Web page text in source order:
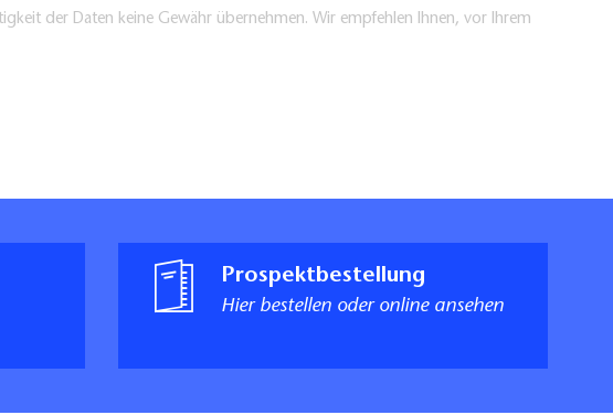
der Daten keine Gewähr übernehmen. Wir empfehlen Ihnen, vor Ihrem
Prospektbestellung
Hier bestellen oder online ansehen